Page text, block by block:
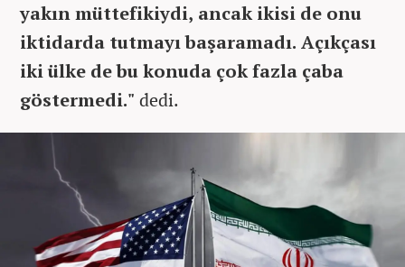
yakın müttefikiydi, ancak ikisi de onu
iktidarda tutmayı başaramadı. Açıkçası
iki ülke de bu konuda çok fazla çaba
göstermedi." dedi.